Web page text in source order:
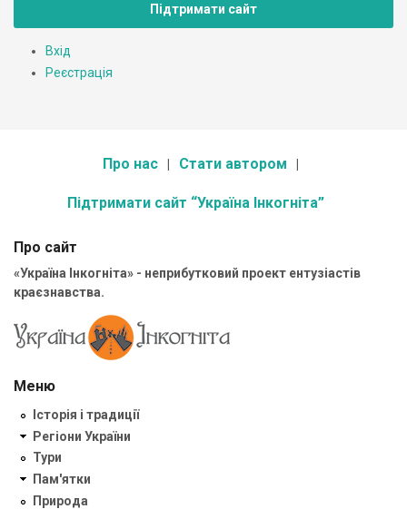
Підтримати сайт
Вхід
Реєстрація
Про нас Стати автором
Підтримати сайт “Україна Інкогніта”
Про сайт
«Україна Інкогніта» - неприбутковий проект ентузіастів
краєзнавства.
Меню
Історія і традиції
Регіони України
Тури
Пам'ятки
Природа